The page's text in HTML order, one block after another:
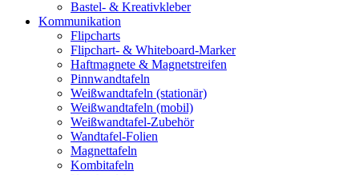
Bastel- & Kreativkleber
Kommunikation
Flipcharts
Flipchart- & Whiteboard-Marker
Haftmagnete & Magnetstreifen
Pinnwandtafeln
Weißwandtafeln (stationär)
Weißwandtafeln (mobil)
Weißwandtafel-Zubehör
Wandtafel-Folien
Magnettafeln
Kombitafeln